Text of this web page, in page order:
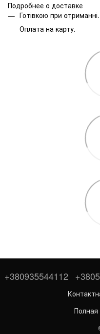
Подробнее о доставке
Готівкою при отриманні.
Оплата на карту.
+380935544112
Полная